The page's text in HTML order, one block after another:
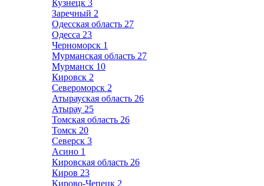
Кузнецк 3
Заречный 2
Одесская область 27
Одесса 23
Черноморск 1
Мурманская область 27
Мурманск 10
Кировск 2
Североморск 2
Атырауская область 26
Атырау 25
Томская область 26
Томск 20
Северск 3
Асино 1
Кировская область 26
Киров 23
Кирово-Чепецк 2